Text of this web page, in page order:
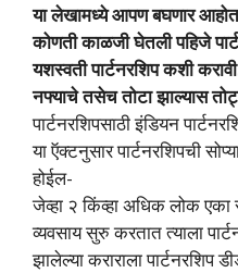
या लेखामध्ये आपण बघणार आहोत
कोणती काळजी घेतली पहिजे
यशस्वती पार्टनरशिप कशी
नफ्याचे तसेच तोटा झाल्यास
पार्टनरशिपसाठी इंडियन
या ऍक्टनुसार पार्टनरशिपची
होईल-
जेव्हा २ किंव्हा अधिक लोक
व्यवसाय सुरु करतात त्याला
झालेल्या कराराला पार्टनरशिप